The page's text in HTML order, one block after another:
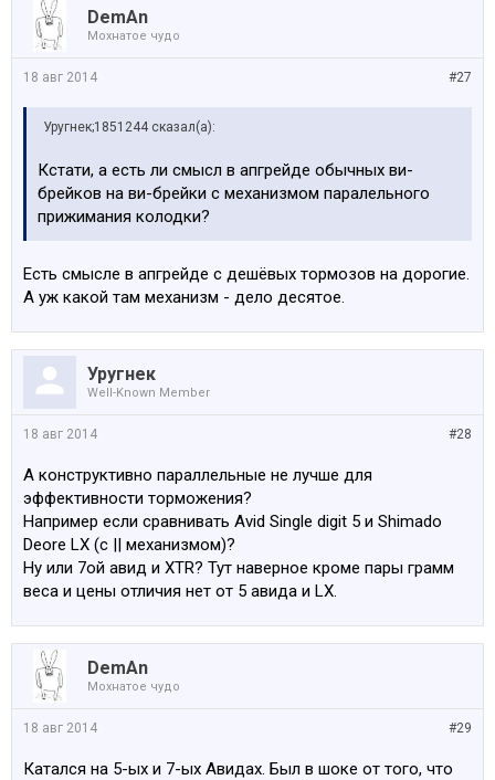
DemAn
Мохнатое чудо
#27
18 авг 2014
Уругнек;1851244 сказал(а):
Кстати, а есть ли смысл в апгрейде обычных ви-
брейков на ви-брейки с механизмом паралельного
прижимания колодки?
Есть смысле в апгрейде с дешёвых тормозов на дорогие.
А уж какой там механизм - дело десятое.
Уругнек
Well-Known Member
#28
18 авг 2014
А конструктивно параллельные не лучше для
эффективности торможения?
Например если сравнивать Avid Single digit 5 и Shimado
Deore LX (с || механизмом)?
Ну или 7ой авид и XTR? Тут наверное кроме пары грамм
веса и цены отличия нет от 5 авида и LX.
DemAn
Мохнатое чудо
#29
18 авг 2014
Катался на 5-ых и 7-ых Авидах. Был в шоке от того, что